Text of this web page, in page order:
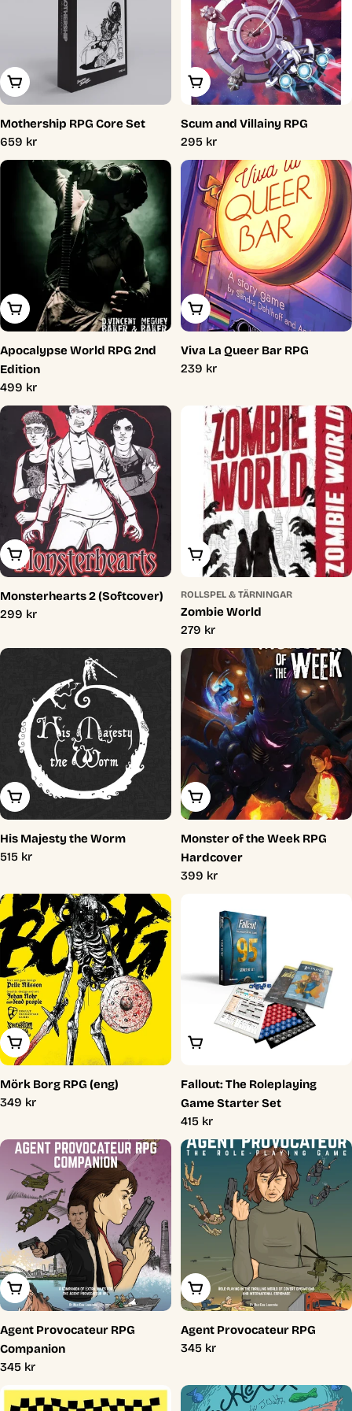
Lägg I Varukorg
Mothership RPG Core Set
Ordinarie
pris
659 kr
Lägg I Varukorg
Scum and Villainy RPG
Ordinarie
pris
295 kr
Lägg I Varukorg
Apocalypse World RPG 2nd
Edition
Ordinarie
pris
499 kr
Lägg I Varukorg
Viva La Queer Bar RPG
Ordinarie
239 kr
Lägg I Varukorg
Monsterhearts 2 (Softcover)
Ordinarie
299 kr
Lägg I Varukorg
ROLLSPEL & TÄRNINGAR
Zombie World
Ordinarie
pris
279 kr
Lägg I Varukorg
His Majesty the Worm
Ordinarie
515 kr
Lägg I Varukorg
Monster of the Week RPG
Hardcover
Ordinarie
399 kr
Lägg I Varukorg
Mörk Borg RPG (eng)
Ordinarie
349 kr
Lägg I Varukorg
Fallout: The Roleplaying
Game Starter Set
Ordinarie
pris
415 kr
Lägg I Varukorg
Agent Provocateur RPG
Companion
Ordinarie
345 kr
Lägg I Varukorg
Agent Provocateur RPG
Ordinarie
345 kr